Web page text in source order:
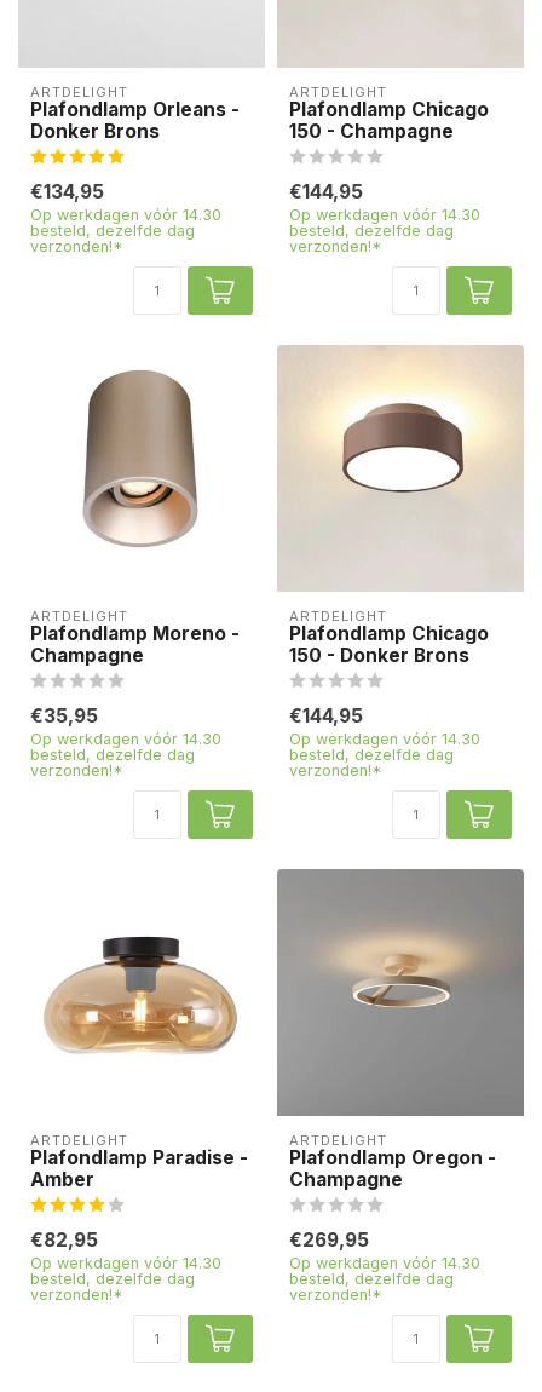
ARTDELIGHT
Plafondlamp Orleans -
Donker Brons
€134,95
Op werkdagen vóór 14.30
besteld, dezelfde dag
verzonden!*
ARTDELIGHT
Plafondlamp Chicago
150 - Champagne
€144,95
Op werkdagen vóór 14.30
besteld, dezelfde dag
verzonden!*
ARTDELIGHT
Plafondlamp Moreno -
Champagne
€35,95
Op werkdagen vóór 14.30
besteld, dezelfde dag
verzonden!*
ARTDELIGHT
Plafondlamp Chicago
150 - Donker Brons
€144,95
Op werkdagen vóór 14.30
besteld, dezelfde dag
verzonden!*
ARTDELIGHT
Plafondlamp Paradise -
Amber
€82,95
Op werkdagen vóór 14.30
besteld, dezelfde dag
verzonden!*
ARTDELIGHT
Plafondlamp Oregon -
Champagne
€269,95
Op werkdagen vóór 14.30
besteld, dezelfde dag
verzonden!*